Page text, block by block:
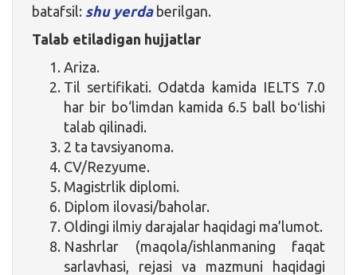
batafsil: shu yerdaberilgan.
Talab etiladigan hujjatlar
Ariza.
Til sertifikati. Odatda kamida IELTS 7.0
har bir bo‘limdan kamida 6.5 ball boʻlishi
talab qilinadi.
2 ta tavsiyanoma.
CV/Rezyume.
Magistrlik diplomi.
Diplom ilovasi/baholar.
Oldingi ilmiy darajalar haqidagi ma’lumot.
Nashrlar (maqola/ishlanmaning faqat
sarlavhasi, rejasi va mazmuni haqidagi